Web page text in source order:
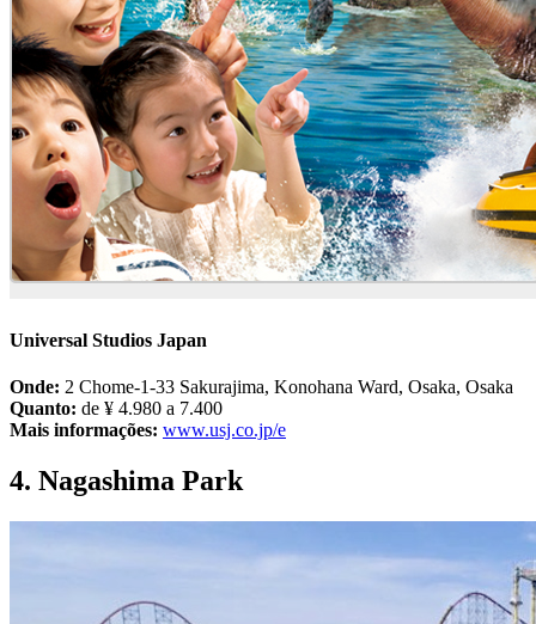
Universal Studios Japan
Onde: 2 Chome-1-33 Sakurajima, Konohana Ward, Osaka, Osaka
Quanto: de ¥ 4.980 a 7.400
Mais informações: www.usj.co.jp/e
4. Nagashima Park